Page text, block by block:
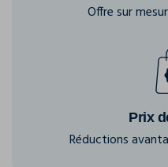
Offre sur
Prix
Réductions